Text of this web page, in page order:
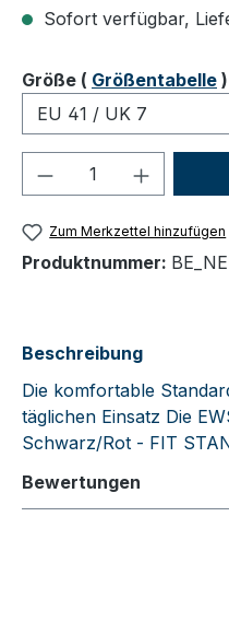
Sofort verfügbar,
Größeauswählen
( Größentabelle )
Produkt Anzahl:
Zum Merkzettel hinzufügen
Produktnummer:
Beschreibung
Die komfortable
täglichen Einsatz Die
Schwarz/Rot - FIT
Bewertungen